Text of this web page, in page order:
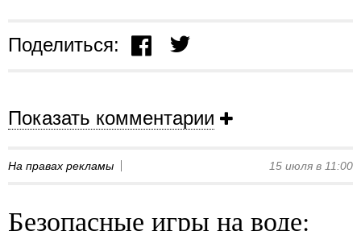
Поделиться:
Показать комментарии
На правах рекламы 15 июля в 11:00
Безопасные игры на воде: